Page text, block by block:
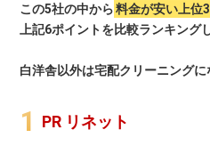
この5社の中から 料金が安い上位
上記6ポイントを比較ランキング
白洋舎以外は宅配クリーニングに
PR リネット